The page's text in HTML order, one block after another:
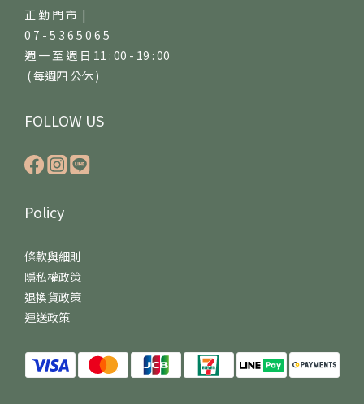
正 勤 門 市 |
0 7 - 5 3 6 5 0 6 5
週 一 至 週 日 11 : 00 - 19 : 00
( 每週四 公休 )
FOLLOW US
Policy
條款與細則
隱私權政策
退換貨政策
運送政策